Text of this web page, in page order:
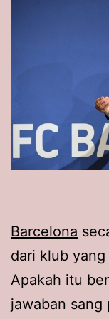
Barcelona
dari klub
Apakah itu
jawaban sang